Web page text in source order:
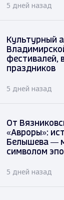
5 дней назад
Культурный
фестивалей,
праздников
5 дней назад
От
«Авроры»:
Белышева —
символом
5 дней назад